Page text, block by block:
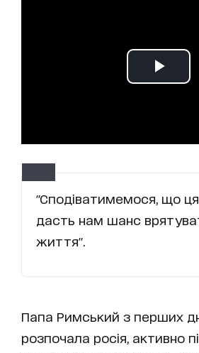
"Сподіватимемося, що ця
дасть нам шанс
життя".
Папа Римський з перших
розпочала росія, активно